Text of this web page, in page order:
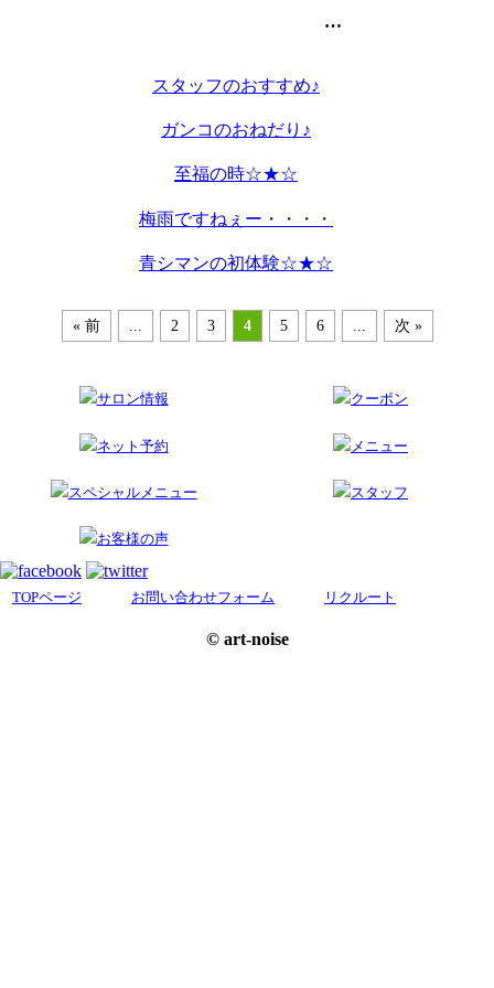
池袋の美容室・美容院のart-noise
スタッフのおすすめ♪
ガンコのおねだり♪
至福の時☆★☆
梅雨ですねぇー・・・・
青シマンの初体験☆★☆
« 前 ... 2 3 4 5 6 ... 次 »
サロン情報 クーポン
ネット予約 メニュー
スペシャルメニュー スタッフ
お客様の声
TOPページ お問い合わせフォーム リクルート
© art-noise